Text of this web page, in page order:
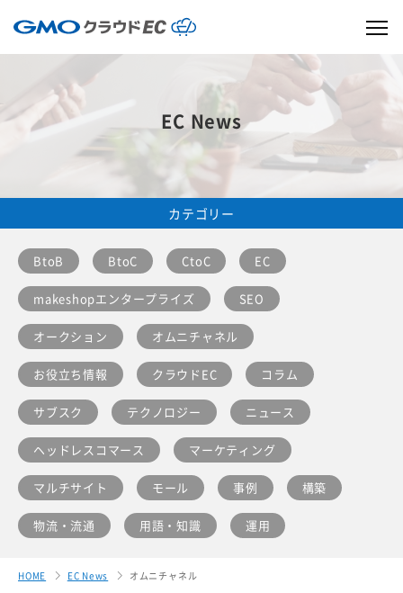
EC News
カテゴリー
BtoB BtoC CtoC EC
makeshopエンタープライズ SEO
オークション オムニチャネル
お役立ち情報 クラウドEC コラム
サブスク テクノロジー ニュース
ヘッドレスコマース マーケティング
マルチサイト モール 事例 構築
物流・流通 用語・知識 運用
HOME EC News オムニチャネル